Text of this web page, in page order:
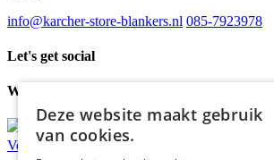
info@karcher-store-blankers.nl 085-7923978
Let's get social
Waar wij voor staan
bezorging*
Ophalen in Echt of
Verzonden binnen 48 uur*
Deze website maakt gebruik
van cookies.